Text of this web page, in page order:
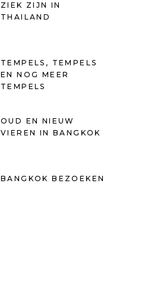
ZIEK ZIJN IN
THAILAND
TEMPELS, TEMPELS
EN NOG MEER
TEMPELS
OUD EN NIEUW
VIEREN IN BANGKOK
BANGKOK BEZOEKEN